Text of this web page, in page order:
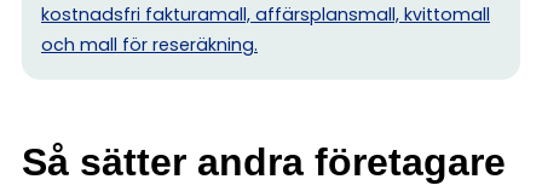
kostnadsfri fakturamall, affärsplansmall, kvittomall
och mall för reseräkning.
Så sätter andra företagare